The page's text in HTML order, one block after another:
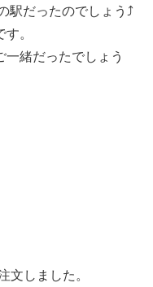
駅だったのでしょう⤴︎
。
緒だったでしょう
文しました。